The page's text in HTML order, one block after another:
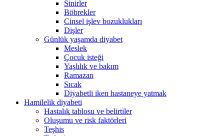
Sinirler
Böbrekler
Cinsel işlev bozuklukları
Dişler
Günlük yaşamda diyabet
Meslek
Çocuk isteği
Yaşlılık ve bakım
Ramazan
Sıcak
Diyabetli iken hastaneye yatmak
Hamilelik diyabeti
Hastalık tablosu ve belirtiler
Oluşumu ve risk faktörleri
Teşhis